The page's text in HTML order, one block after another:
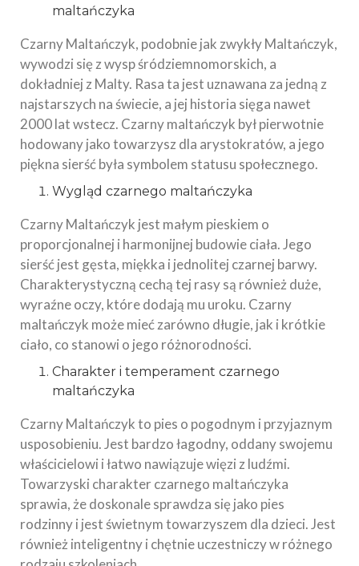
maltańczyka
Czarny Maltańczyk, podobnie jak zwykły Maltańczyk,
wywodzi się z wysp śródziemnomorskich, a
dokładniej z Malty. Rasa ta jest uznawana za jedną z
najstarszych na świecie, a jej historia sięga nawet
2000 lat wstecz. Czarny maltańczyk był pierwotnie
hodowany jako towarzysz dla arystokratów, a jego
piękna sierść była symbolem statusu społecznego.
Wygląd czarnego maltańczyka
Czarny Maltańczyk jest małym pieskiem o
proporcjonalnej i harmonijnej budowie ciała. Jego
sierść jest gęsta, miękka i jednolitej czarnej barwy.
Charakterystyczną cechą tej rasy są również duże,
wyraźne oczy, które dodają mu uroku. Czarny
maltańczyk może mieć zarówno długie, jak i krótkie
ciało, co stanowi o jego różnorodności.
Charakter i temperament czarnego
maltańczyka
Czarny Maltańczyk to pies o pogodnym i przyjaznym
usposobieniu. Jest bardzo łagodny, oddany swojemu
właścicielowi i łatwo nawiązuje więzi z ludźmi.
Towarzyski charakter czarnego maltańczyka
sprawia, że doskonale sprawdza się jako pies
rodzinny i jest świetnym towarzyszem dla dzieci. Jest
również inteligentny i chętnie uczestniczy w różnego